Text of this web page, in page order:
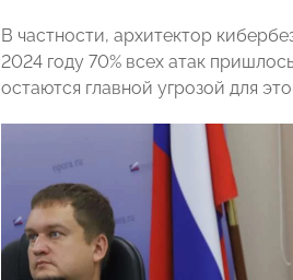
В частности, архитектор
2024 году 70% всех атак
остаются главной угрозой для